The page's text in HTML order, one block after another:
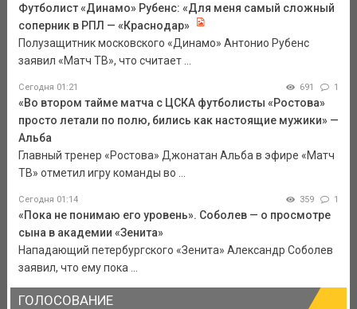
Футболист «Динамо» Рубенс: «Для меня самый сложный
соперник в РПЛ — «Краснодар»
Полузащитник московского «Динамо» Антонио Рубенс
заявил «Матч ТВ», что считает ...
Сегодня 01:21 691 1
«Во втором тайме матча с ЦСКА футболисты «Ростова»
просто летали по полю, бились как настоящие мужики» —
Альба
Главный тренер «Ростова» Джонатан Альба в эфире «Матч
ТВ» отметил игру команды во ...
Сегодня 01:14 359 1
«Пока не понимаю его уровень». Соболев — о просмотре
сына в академии «Зенита»
Нападающий петербургского «Зенита» Александр Соболев
заявил, что ему пока ...
ГОЛОСОВАНИЕ